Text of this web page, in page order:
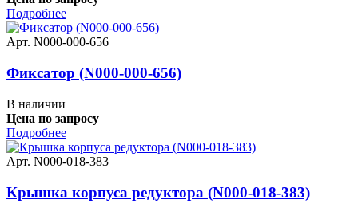
Подробнее
Арт. N000-000-656
Фиксатор (N000-000-656)
В наличии
Цена по запросу
Подробнее
Арт. N000-018-383
Крышка корпуса редуктора (N000-018-383)